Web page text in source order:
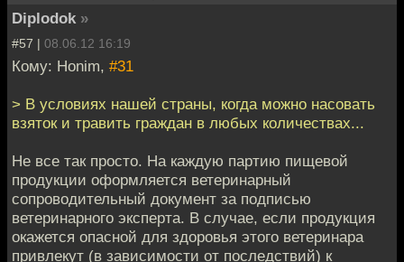
Diplodok »
#57 | 08.06.12 16:19
Кому: Honim, #31
> В условиях нашей страны, когда можно насовать
взяток и травить граждан в любых количествах...
Не все так просто. На каждую партию пищевой
продукции оформляется ветеринарный
сопроводительный документ за подписью
ветеринарного эксперта. В случае, если продукция
окажется опасной для здоровья этого ветеринара
привлекут (в зависимости от последствий) к